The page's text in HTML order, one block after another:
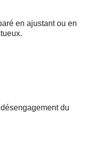
en ajustant ou en
du